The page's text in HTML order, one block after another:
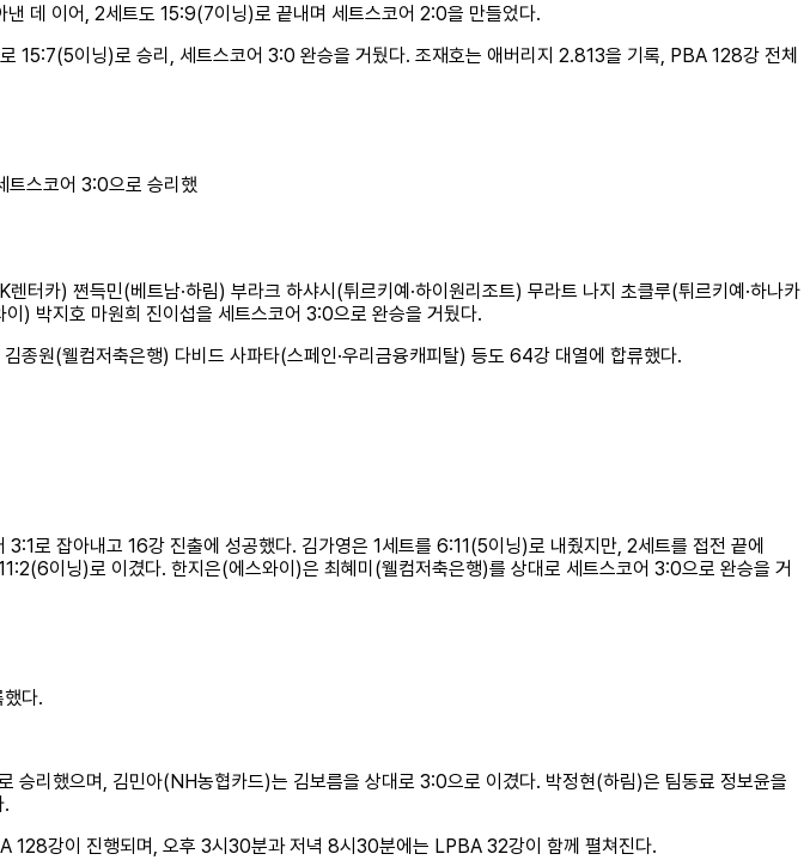
낸 데 이어, 2세트도 15:9(7이닝)로 끝내며 세트스코어 2:0을 만들었다.
이닝)로 승리, 세트스코어 3:0 완승을 거뒀다. 조재호는 애버리지 2.813을 기록, PBA 128강 전체
트스코어 3:0으로 승리했
터카) 쩐득민(베트남·하림) 부라크 하샤시(튀르키예·하이원리조트) 무라트 나지 초클루(튀르키예·하나카
) 박지호 마원희 진이섭을 세트스코어 3:0으로 완승을 거뒀다.
원(웰컴저축은행) 다비드 사파타(스페인·우리금융캐피탈) 등도 64강 대열에 합류했다.
로 잡아내고 16강 진출에 성공했다. 김가영은 1세트를 6:11(5이닝)로 내줬지만, 2세트를 접전 끝에
이닝)로 이겼다. 한지은(에스와이)은 최혜미(웰컴저축은행)를 상대로 세트스코어 3:0으로 완승을 거
다.
리했으며, 김민아(NH농협카드)는 김보름을 상대로 3:0으로 이겼다. 박정현(하림)은 팀동료 정보윤을
.
강이 진행되며, 오후 3시30분과 저녁 8시30분에는 LPBA 32강이 함께 펼쳐진다.